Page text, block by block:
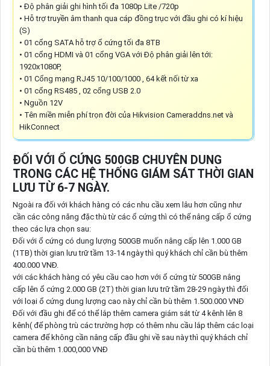
• Độ phân giải ghi hình tối đa 1080p Lite /720p
• Hỗ trợ truyền âm thanh qua cáp đồng trục với đầu ghi có kí hiệu
(S)
• 01 cổng SATA hỗ trợ ổ cứng tối đa 8TB
• 01 cổng HDMI và 01 cổng VGA với Độ phân giải lên tới:
1920x1080P,
• 01 Cổng mạng RJ45 10/100/1000 , 64 kết nối từ xa
• 01 cổng RS485 , 02 cổng USB 2.0
• Nguồn 12V
• Tên miền miễn phí trọn đời của Hikvision Cameraddns.net và
HikConnect
ĐỐI VỚI Ổ CỨNG 500GB CHUYÊN DUNG
TRONG CÁC HỆ THỐNG GIÁM SÁT THỜI GIAN
LƯU TỪ 6-7 NGÀY.
Ngoài ra đối với khách hàng có các nhu cầu xem lâu hơn cũng như
cần các công năng đặc thù từ các ổ cứng thì có thể nâng cấp ổ cứng
theo các lựa chọn sau:
Đối với ổ cứng có dung lượng 500GB muốn nâng cấp lên 1.000 GB
(1TB) thời gian lưu trữ tầm 13-14 ngày thì quý khách chỉ cần bù thêm
400.000 VNĐ.
với các khách hàng có yêu cầu cao hơn với ổ cứng từ 500GB nâng
cấp lên ổ cứng 2.000 GB (2T) thời gian lưu trữ tầm 28-29 ngày thì đối
với loại ổ cứng dung lượng cao này chỉ cần bù thêm 1.500.000 VNĐ
Đối với đầu ghi để có thể lắp thêm camera giám sát từ 4 kênh lên 8
kênh( để phòng trù các trường hợp có thêm nhu cầu lắp thêm các loại
camera để không cần nâng cấp đầu ghi về sau này thì quý khách chỉ
cần bù thêm 1.000,000 VNĐ